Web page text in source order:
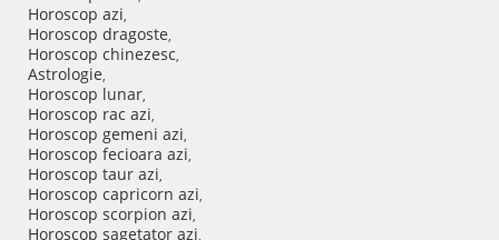
Horoscop azi,
Horoscop dragoste,
Horoscop chinezesc,
Astrologie,
Horoscop lunar,
Horoscop rac azi,
Horoscop gemeni azi,
Horoscop fecioara azi,
Horoscop taur azi,
Horoscop capricorn azi,
Horoscop scorpion azi,
Horoscop sagetator azi,